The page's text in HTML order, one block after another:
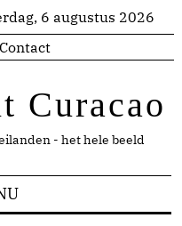
6 augustus 2026
Contact
Curacao
- het hele beeld